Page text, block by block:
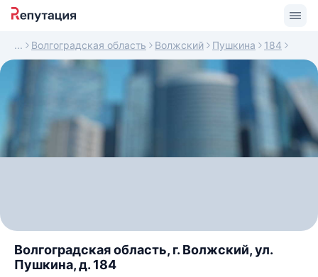
Волгоградская область Волжский Пушкина 184
Волгоградская область, г. Волжский, ул.
Пушкина, д. 184